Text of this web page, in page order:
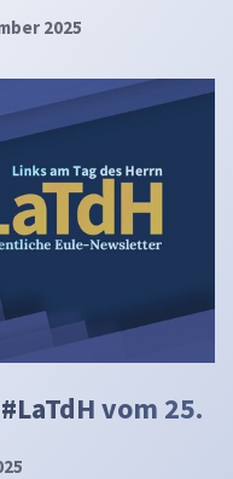
2025
vom 25.